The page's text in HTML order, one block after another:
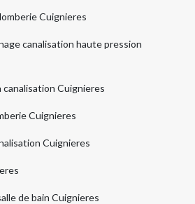
Cuignieres
canalisation haute pression
canalisation Cuignieres
Cuignieres
Cuignieres
de bain Cuignieres